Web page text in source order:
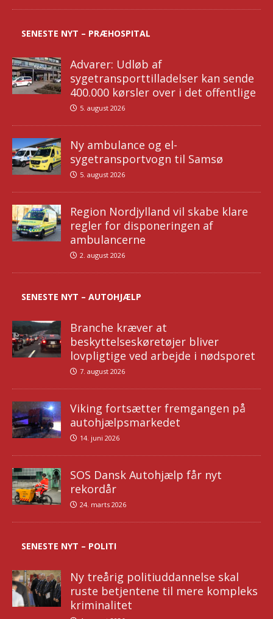
SENESTE NYT – PRÆHOSPITAL
Advarer: Udløb af
sygetransporttilladelser kan sende
400.000 kørsler over i det offentlige
5. august 2026
Ny ambulance og el-
sygetransportvogn til Samsø
5. august 2026
Region Nordjylland vil skabe klare
regler for disponeringen af
ambulancerne
2. august 2026
SENESTE NYT – AUTOHJÆLP
Branche kræver at
beskyttelseskøretøjer bliver
lovpligtige ved arbejde i nødsporet
7. august 2026
Viking fortsætter fremgangen på
autohjælpsmarkedet
14. juni 2026
SOS Dansk Autohjælp får nyt
rekordår
24. marts 2026
SENESTE NYT – POLITI
Ny treårig politiuddannelse skal
ruste betjentene til mere kompleks
kriminalitet